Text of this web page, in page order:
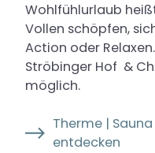
Wohlfühlurlaub
Vollen schöpfen,
Action oder
Ströbinger Hof &
möglich.
Therme |
entdecken